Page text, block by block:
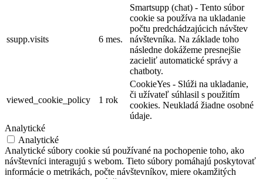
ssupp.visits 6 mes.
Smartsupp (chat) - Tento súbor
cookie sa používa na ukladanie
počtu predchádzajúcich návštev
návštevníka. Na základe toho
následne dokážeme presnejšie
zacieliť automatické správy a
chatboty.
viewed_cookie_policy 1 rok
CookieYes - Slúži na ukladanie,
či užívateľ súhlasil s použitím
cookies. Neukladá žiadne osobné
údaje.
Analytické
Analytické
Analytické súbory cookie sú používané na pochopenie toho, ako
návštevníci interagujú s webom. Tieto súbory pomáhajú poskytovať
informácie o metrikách, počte návštevníkov, miere okamžitých